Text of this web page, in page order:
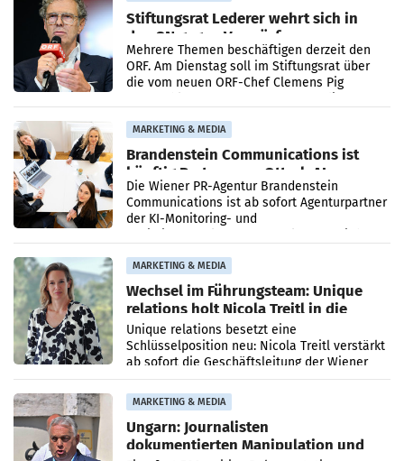
Stiftungsrat Lederer wehrt sich in
den SN gegen Vorwürfe
Mehrere Themen beschäftigen derzeit den
ORF. Am Dienstag soll im Stiftungsrat über
die vom neuen ORF-Chef Clemens Pig
MARKETING & MEDIA
Brandenstein Communications ist
künftig Partner von OtterlyAI
Die Wiener PR-Agentur Brandenstein
Communications ist ab sofort Agenturpartner
der KI-Monitoring- und
MARKETING & MEDIA
Wechsel im Führungsteam: Unique
relations holt Nicola Treitl in die
Geschäftsleitung
Unique relations besetzt eine
Schlüsselposition neu: Nicola Treitl verstärkt
ab sofort die Geschäftsleitung der Wiener
PR-Agentur an der Seite von Josef Kalina und
Anna Kalina-Mahr.
MARKETING & MEDIA
Ungarn: Journalisten
dokumentierten Manipulation und